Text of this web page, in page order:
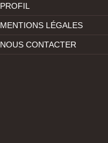
PROFIL
MENTIONS LÉGALES
NOUS CONTACTER